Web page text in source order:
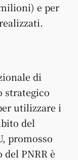
e per
di
strategico
utilizzare i
del
promosso
del PNRR è